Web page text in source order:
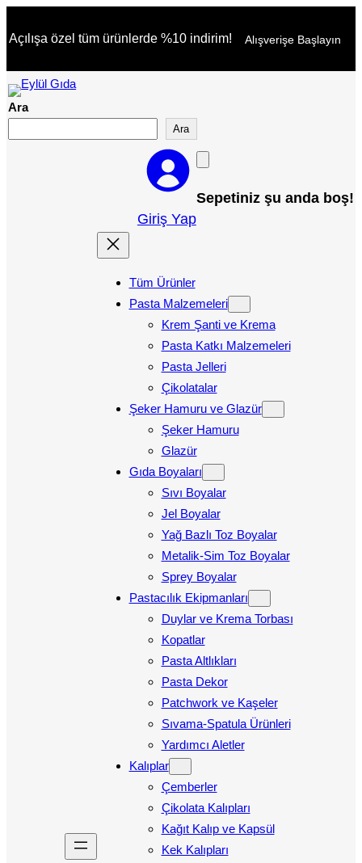
geç
Açılışa özel tüm ürünlerde %10 indirim! Alışverişe Başlayın
Ara
Ara
Giriş Yap
Sepetiniz şu anda boş!
Tüm Ürünler
Pasta Malzemeleri
Krem Şanti ve Krema
Pasta Katkı Malzemeleri
Pasta Jelleri
Çikolatalar
Şeker Hamuru ve Glazür
Şeker Hamuru
Glazür
Gıda Boyaları
Sıvı Boyalar
Jel Boyalar
Yağ Bazlı Toz Boyalar
Metalik-Sim Toz Boyalar
Sprey Boyalar
Pastacılık Ekipmanları
Duylar ve Krema Torbası
Kopatlar
Pasta Altlıkları
Pasta Dekor
Patchwork ve Kaşeler
Sıvama-Spatula Ürünleri
Yardımcı Aletler
Kalıplar
Çemberler
Çikolata Kalıpları
Kağıt Kalıp ve Kapsül
Kek Kalıpları